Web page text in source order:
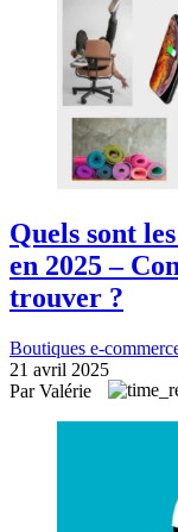
Quels sont
en 2025 –
trouver ?
Boutiques e-
21 avril 2025
Par Valérie